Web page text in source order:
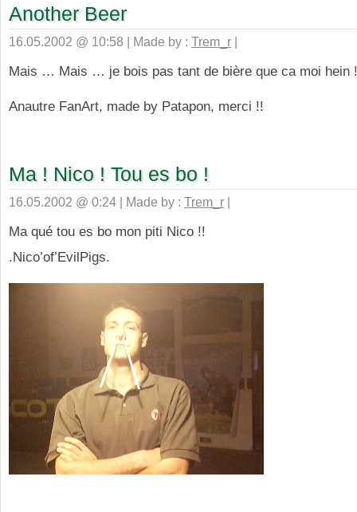
Another Beer
16.05.2002 @ 10:58 | Made by : Trem_r |
Mais … Mais … je bois pas tant de bière que ca moi hein
Anautre FanArt, made by Patapon, merci !!
Ma ! Nico ! Tou es bo !
16.05.2002 @ 0:24 | Made by : Trem_r |
Ma qué tou es bo mon piti Nico !!
.Nico’of’EvilPigs.